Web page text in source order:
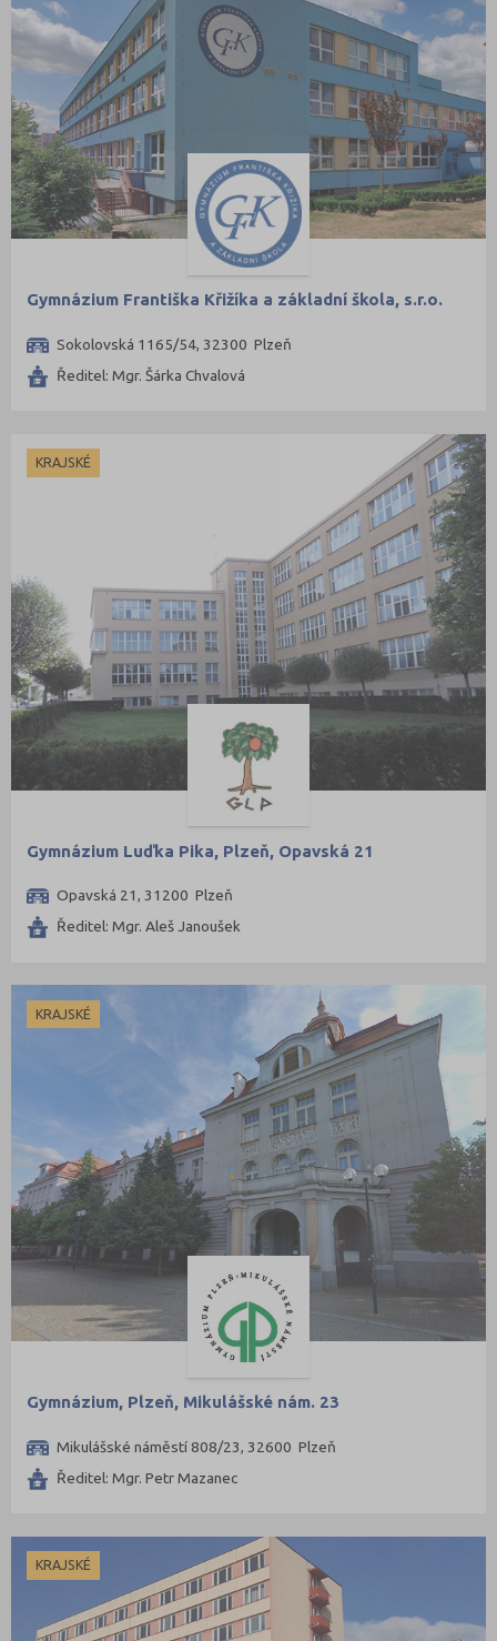
Gymnázium Františka Křižíka a základní škola, s.r.o.
Sokolovská 1165/54, 32300 Plzeň
Ředitel: Mgr. Šárka Chvalová
KRAJSKÉ
Gymnázium Luďka Pika, Plzeň, Opavská 21
Opavská 21, 31200 Plzeň
Ředitel: Mgr. Aleš Janoušek
KRAJSKÉ
Gymnázium, Plzeň, Mikulášské nám. 23
Mikulášské náměstí 808/23, 32600 Plzeň
Ředitel: Mgr. Petr Mazanec
KRAJSKÉ